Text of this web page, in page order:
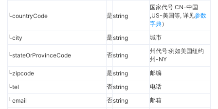
└countryCode 是string
国家代号 CN-中国
,US-美国等, 详见参数
字典）
└city
是string 城市
└stateOrProvinceCode 否string
州代号:例如美国纽约
州-NY
└zipcode
是string
邮编
└tel
否string
电话
└email
否string
邮箱